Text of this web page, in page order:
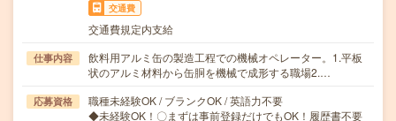
交通費
交通費規定内支給
仕事内容
飲料用アルミ缶の製造工程での機械オペレーター。1.平板
状のアルミ材料から缶胴を機械で成形する職場2.…
応募資格
職種未経験OK / ブランクOK / 英語力不要
◆未経験OK！〇まずは事前登録だけでもOK！履歴書不要